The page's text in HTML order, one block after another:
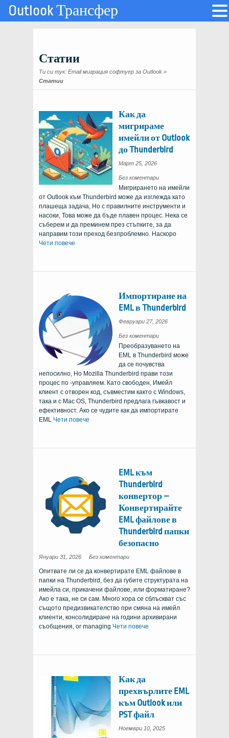
Статии
Ти си тук: Email миграция софтуер за Outlook »
Статии
Как да
мигрираме
имейли от Outlook
до Thunderbird
Март 25, 2026
Без коментариза
как
мигрирате
от
Outlook
до
Thunderbird
Мигрирането на имейли
от Outlook към Thunderbird може да изглежда като
плашеща задача, Но с правилните инструменти и
насоки, Това може да бъде плавен процес. Нека се
съберем и да преминем през стъпките, за да
направим този преход безпроблемно. Наскоро
Чети повече
Импортиране на
EML в Thunderbird
Февруари 27, 2026
Без коментариПри
на
в
Преобразуването на
EML в Thunderbird може
да се почувства
непосилно, Но Mozilla Thunderbird прави този
процес по -управляем. Като свободен, Имейл
клиент с отворен код, съвместим както с Windows,
така и с Mac OS, Thunderbird предлага гъвкавост и
ефективност. Ако се чудите как да импортирате
EML Чети повече
EML към
Thunderbird
конвертор –
Конвертирайте
EML файлове в
Thunderbird папки
безопасно
Януари 31, 2026 Без коментариon
Thunderbird
Converter
–
Convert
EML
Files
to
Thunderbird
Safely
Опитвате ли се да конвертирате EML файлове в
папки на Thunderbird, без да губите структурата на
имейла си, прикачени файлове, или форматиране?
Ако е така, не си сам. Много хора се сблъскват със
същото предизвикателство при смяна на имейл
клиенти, консолидиране на години архивирани
съобщения, or managing Чети повече
Как да
прехвърлите EML
към Outlook или
PST файл
Ноември 10, 2025
Outlook Трансфер